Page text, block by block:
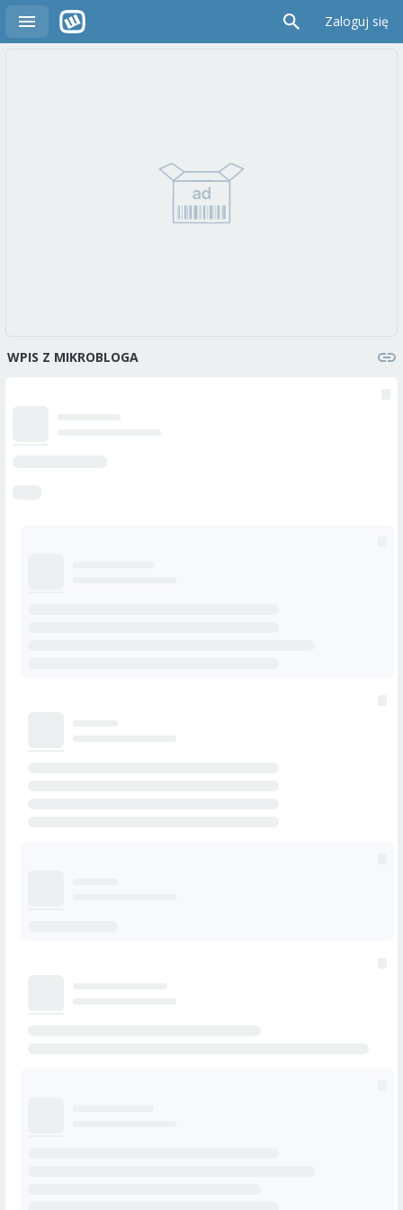
Zaloguj się
WPIS Z MIKROBLOGA